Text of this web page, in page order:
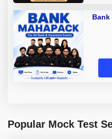
Bank
Popular Mock Test